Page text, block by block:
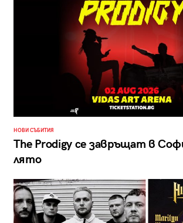
НОВИ СЪБИТИЯ
The Prodigy се завръщат в
лято